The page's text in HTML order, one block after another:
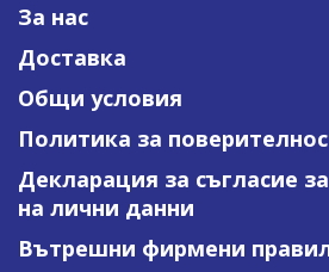
За нас
Доставка
Общи условия
Политика за
Декларация за съгласие
на лични данни
Вътрешни фирмени